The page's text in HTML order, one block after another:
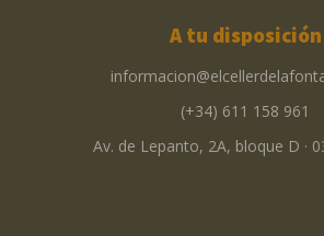
A tu disposición
(+34) 611 158 961
Av. de Lepanto, 2A, bloque D ·